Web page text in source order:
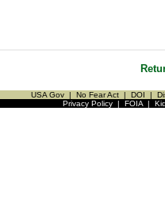
USA Gov | No Fear Act | DOI |
Privacy Policy| FOIA|